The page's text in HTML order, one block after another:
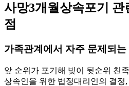
사망3개월상속포기 관
점
가족관계에서 자주 문제되는
앞 순위가 포기해 빚이 뒷순위 친
상속인을 위한 법정대리인의 결정